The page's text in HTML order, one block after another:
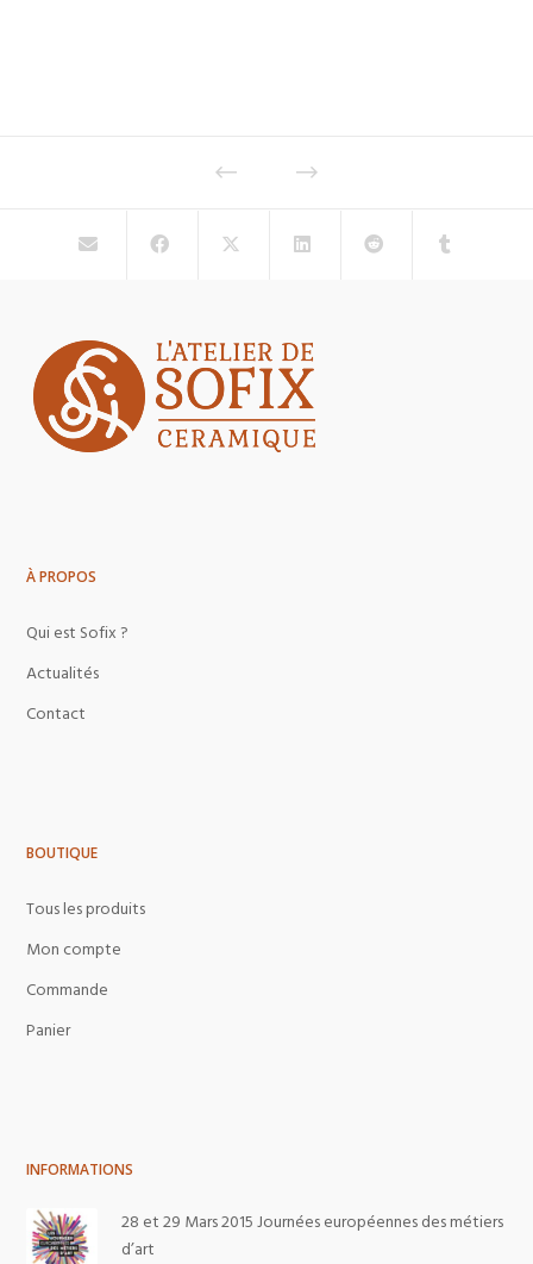
À PROPOS
Qui est Sofix ?
Actualités
Contact
BOUTIQUE
Tous les produits
Mon compte
Commande
Panier
INFORMATIONS
28 et 29 Mars 2015 Journées européennes des métiers
d’art